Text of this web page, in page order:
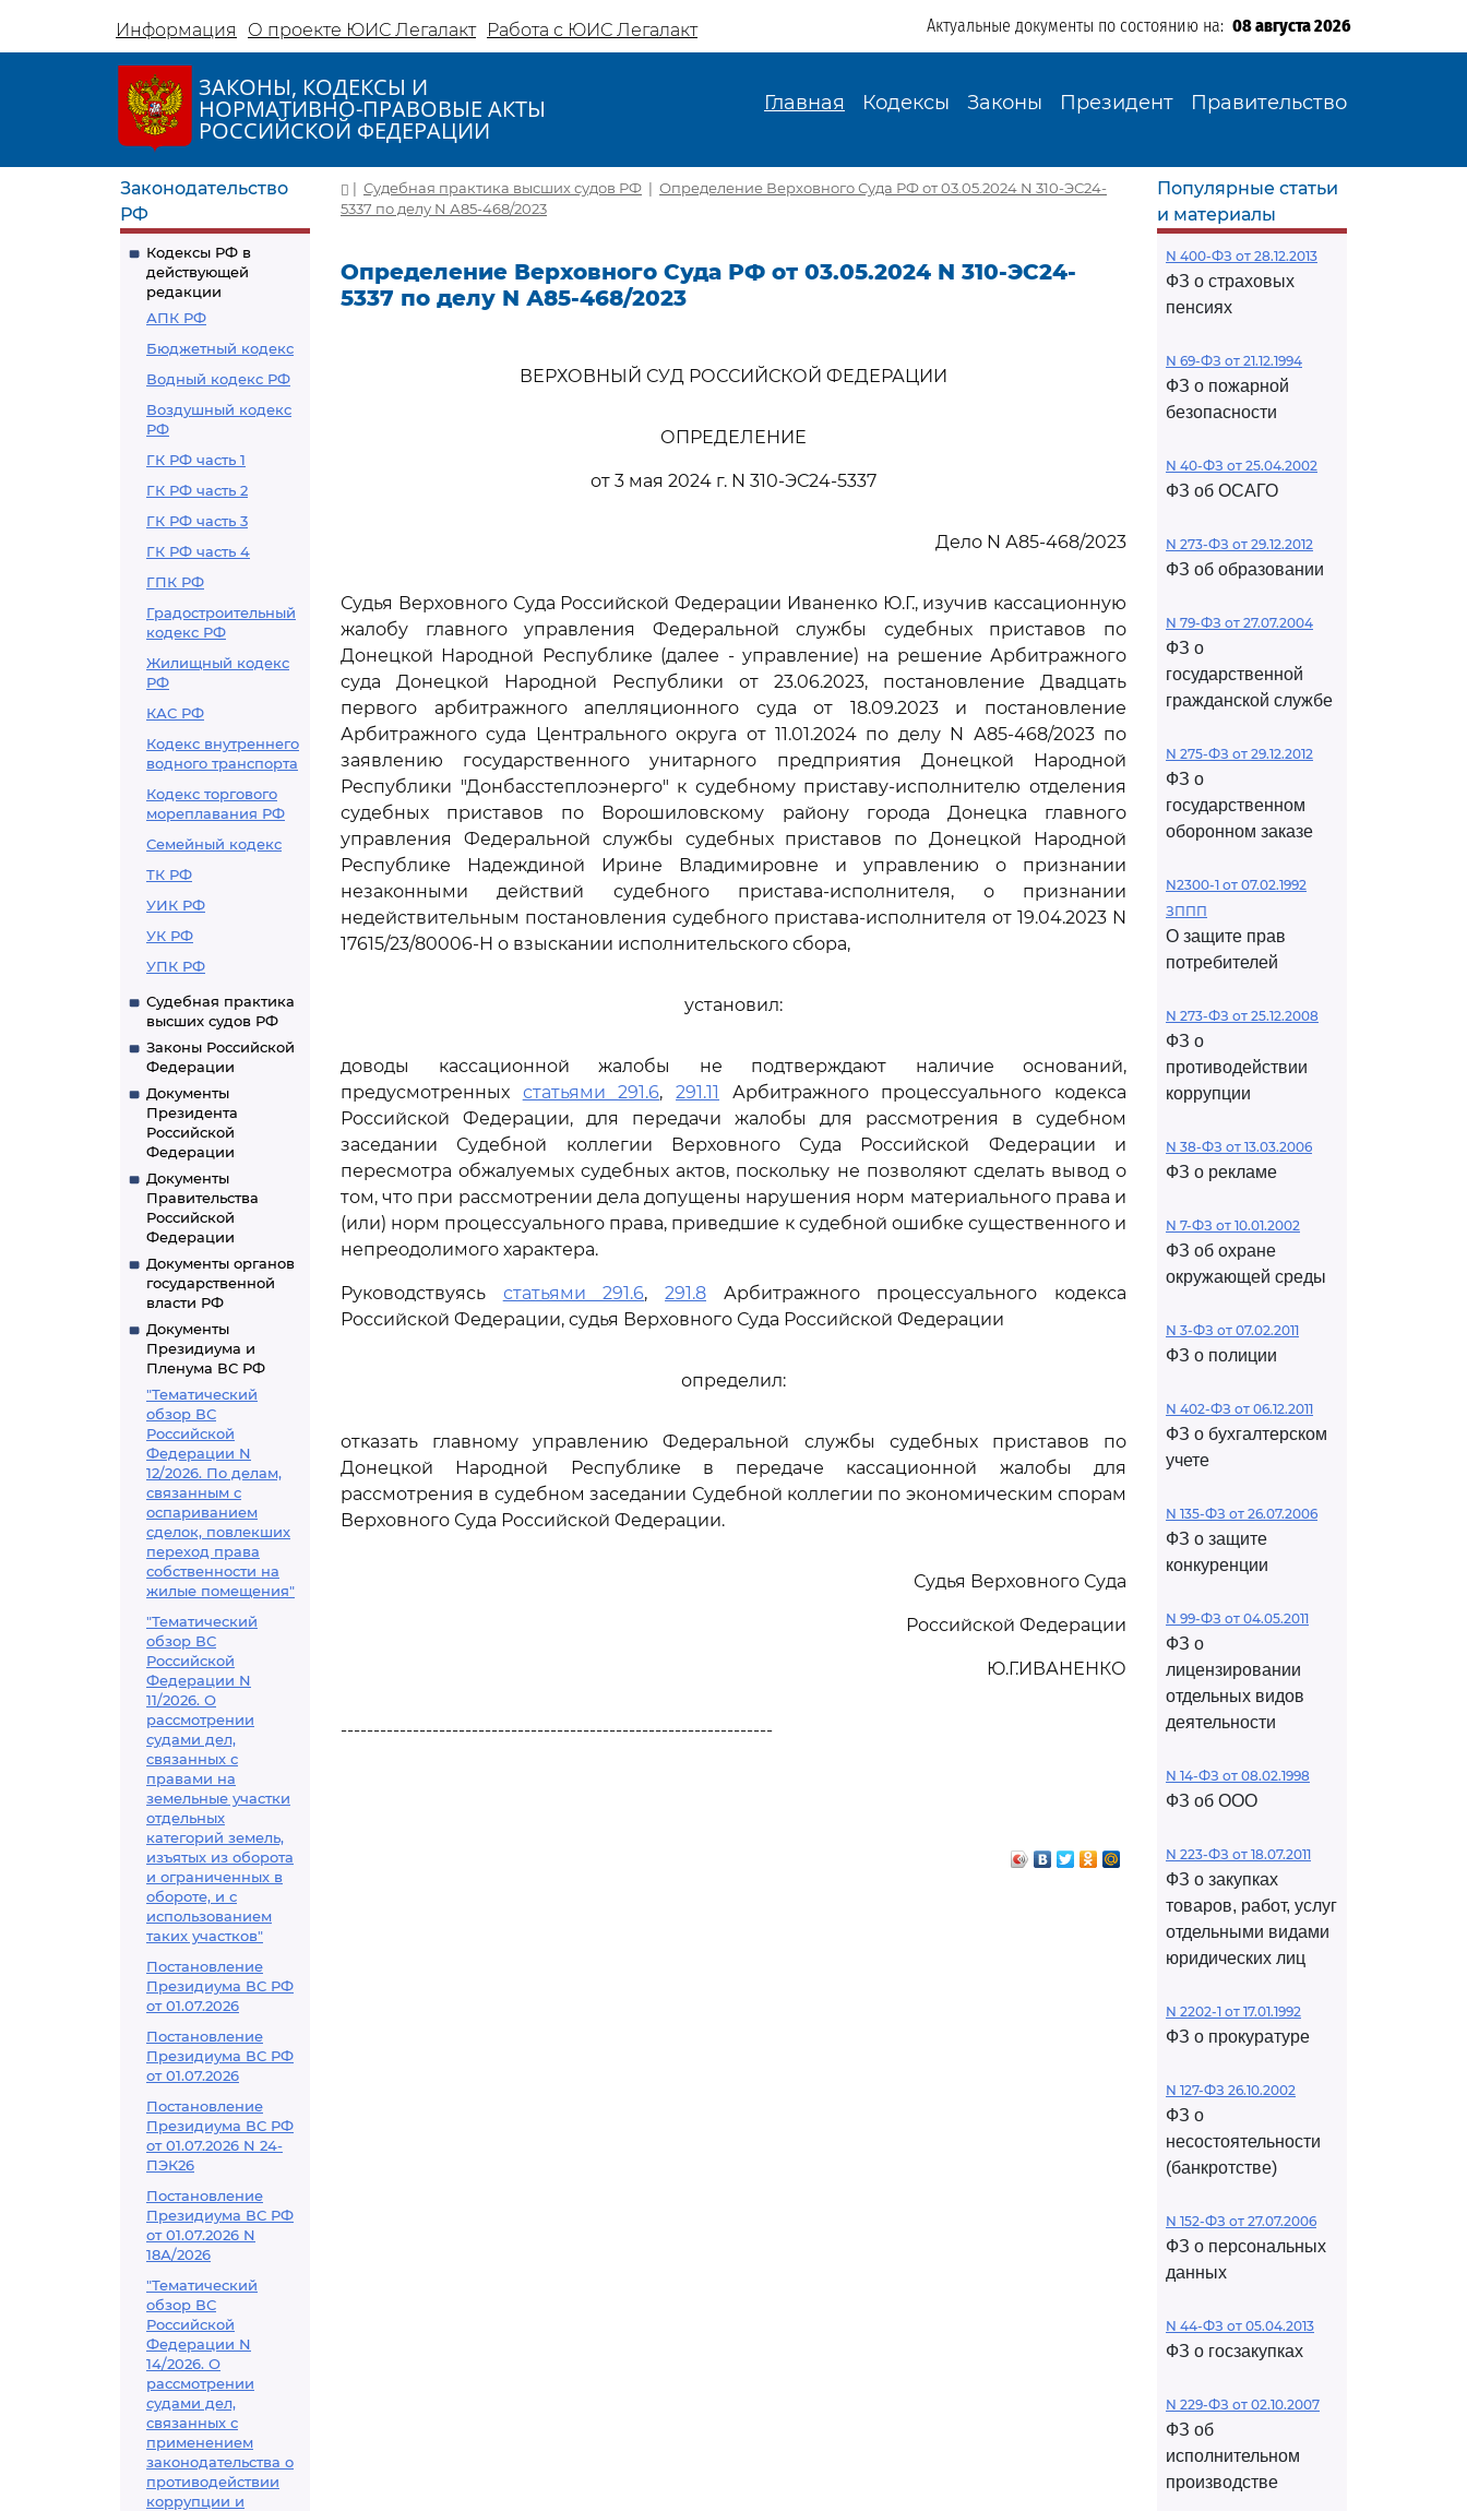
Информация О проекте ЮИС Легалакт Работа с ЮИС Легалакт Актуальные документы по состоянию на: 08 августа 2026
ЗАКОНЫ, КОДЕКСЫ И
НОРМАТИВНО-ПРАВОВЫЕ АКТЫ
РОССИЙСКОЙ ФЕДЕРАЦИИ
Главная Кодексы Законы Президент Правительство
Законодательство
РФ
Кодексы РФ в
действующей
редакции
АПК РФ
Бюджетный кодекс
Водный кодекс РФ
Воздушный кодекс
РФ
ГК РФ часть 1
ГК РФ часть 2
ГК РФ часть 3
ГК РФ часть 4
ГПК РФ
Градостроительный
кодекс РФ
Жилищный кодекс
РФ
КАС РФ
Кодекс внутреннего
водного транспорта
Кодекс торгового
мореплавания РФ
Семейный кодекс
ТК РФ
УИК РФ
УК РФ
УПК РФ
Судебная практика
высших судов РФ
Законы Российской
Федерации
Документы
Президента
Российской
Федерации
Документы
Правительства
Российской
Федерации
Документы органов
государственной
власти РФ
Документы
Президиума и
Пленума ВС РФ
"Тематический
обзор ВС
Российской
Федерации N
12/2026. По делам,
связанным с
оспариванием
сделок, повлекших
переход права
собственности на
жилые помещения"
"Тематический
обзор ВС
Российской
Федерации N
11/2026. О
рассмотрении
судами дел,
связанных с
правами на
земельные участки
отдельных
категорий земель,
изъятых из оборота
и ограниченных в
обороте, и с
использованием
таких участков"
Постановление
Президиума ВС РФ
от 01.07.2026
Постановление
Президиума ВС РФ
от 01.07.2026
Постановление
Президиума ВС РФ
от 01.07.2026 N 24-
ПЭК26
Постановление
Президиума ВС РФ
от 01.07.2026 N
18А/2026
"Тематический
обзор ВС
Российской
Федерации N
14/2026. О
рассмотрении
судами дел,
связанных с
применением
законодательства о
противодействии
коррупции и
| Судебная практика высших судов РФ | Определение Верховного Суда РФ от 03.05.2024 N 310-ЭС24-
5337 по делу N А85-468/2023
Определение Верховного Суда РФ от 03.05.2024 N 310-ЭС24-
5337 по делу N А85-468/2023
ВЕРХОВНЫЙ СУД РОССИЙСКОЙ ФЕДЕРАЦИИ
ОПРЕДЕЛЕНИЕ
от 3 мая 2024 г. N 310-ЭС24-5337
Дело N А85-468/2023
Судья Верховного Суда Российской Федерации Иваненко Ю.Г., изучив кассационную
жалобу главного управления Федеральной службы судебных приставов по
Донецкой Народной Республике (далее - управление) на решение Арбитражного
суда Донецкой Народной Республики от 23.06.2023, постановление Двадцать
первого арбитражного апелляционного суда от 18.09.2023 и постановление
Арбитражного суда Центрального округа от 11.01.2024 по делу N А85-468/2023 по
заявлению государственного унитарного предприятия Донецкой Народной
Республики "Донбасстеплоэнерго" к судебному приставу-исполнителю отделения
судебных приставов по Ворошиловскому району города Донецка главного
управления Федеральной службы судебных приставов по Донецкой Народной
Республике Надеждиной Ирине Владимировне и управлению о признании
незаконными действий судебного пристава-исполнителя, о признании
недействительным постановления судебного пристава-исполнителя от 19.04.2023 N
17615/23/80006-Н о взыскании исполнительского сбора,
установил:
доводы кассационной жалобы не подтверждают наличие оснований,
предусмотренных статьями 291.6,291.11
Арбитражного процессуального кодекса
Российской Федерации, для передачи жалобы для рассмотрения в судебном
заседании Судебной коллегии Верховного Суда Российской Федерации и
пересмотра обжалуемых судебных актов, поскольку не позволяют сделать вывод о
том, что при рассмотрении дела допущены нарушения норм материального права и
(или) норм процессуального права, приведшие к судебной ошибке существенного и
непреодолимого характера.
Руководствуясь статьями 291.6,291.8 Арбитражного процессуального кодекса
Российской Федерации, судья Верховного Суда Российской Федерации
определил:
отказать главному управлению Федеральной службы судебных приставов по
Донецкой Народной Республике в передаче кассационной жалобы для
рассмотрения в судебном заседании Судебной коллегии по экономическим спорам
Верховного Суда Российской Федерации.
Судья Верховного Суда
Российской Федерации
Ю.Г.ИВАНЕНКО
------------------------------------------------------------------
Популярные статьи
и материалы
N 400-ФЗ от 28.12.2013
ФЗ о страховых
пенсиях
N 69-ФЗ от 21.12.1994
ФЗ о пожарной
безопасности
N 40-ФЗ от 25.04.2002
ФЗ об ОСАГО
N 273-ФЗ от 29.12.2012
ФЗ об образовании
N 79-ФЗ от 27.07.2004
ФЗ о
государственной
гражданской службе
N 275-ФЗ от 29.12.2012
ФЗ о
государственном
оборонном заказе
N2300-1 от 07.02.1992
ЗППП
О защите прав
потребителей
N 273-ФЗ от 25.12.2008
ФЗ о
противодействии
коррупции
N 38-ФЗ от 13.03.2006
ФЗ о рекламе
N 7-ФЗ от 10.01.2002
ФЗ об охране
окружающей среды
N 3-ФЗ от 07.02.2011
ФЗ о полиции
N 402-ФЗ от 06.12.2011
ФЗ о бухгалтерском
учете
N 135-ФЗ от 26.07.2006
ФЗ о защите
конкуренции
N 99-ФЗ от 04.05.2011
ФЗ о
лицензировании
отдельных видов
деятельности
N 14-ФЗ от 08.02.1998
ФЗ об ООО
N 223-ФЗ от 18.07.2011
ФЗ о закупках
товаров, работ, услуг
отдельными видами
юридических лиц
N 2202-1 от 17.01.1992
ФЗ о прокуратуре
N 127-ФЗ 26.10.2002
ФЗ о
несостоятельности
(банкротстве)
N 152-ФЗ от 27.07.2006
ФЗ о персональных
данных
N 44-ФЗ от 05.04.2013
ФЗ о госзакупках
N 229-ФЗ от 02.10.2007
ФЗ об
исполнительном
производстве